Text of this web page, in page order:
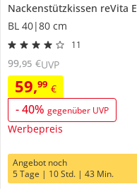
Nackenstützkissen reVita Ergonomic
BL 40|80 cm
11
59,99 €
-40% gegenüber UVP
Werbepreis
99,95 €UVP
Angebot noch
5 Tage | 10 Std. | 43 Min.